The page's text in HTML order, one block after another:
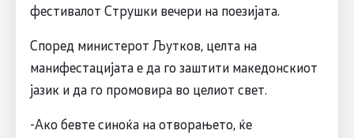
фестивалот Струшки вечери на поезијата.
Според министерот Љутков, целта на
манифестацијата е да го заштити македонскиот
јазик и да го промовира во целиот свет.
-Ако бевте синоќа на отворањето, ќе